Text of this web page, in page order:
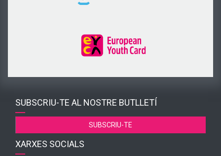
SUBSCRIU-TE AL NOSTRE BUTLLETÍ
SUBSCRIU-TE
XARXES SOCIALS